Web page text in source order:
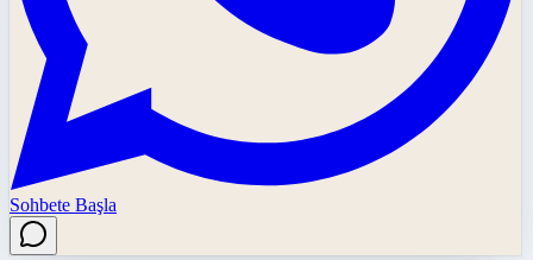
Sohbete Başla